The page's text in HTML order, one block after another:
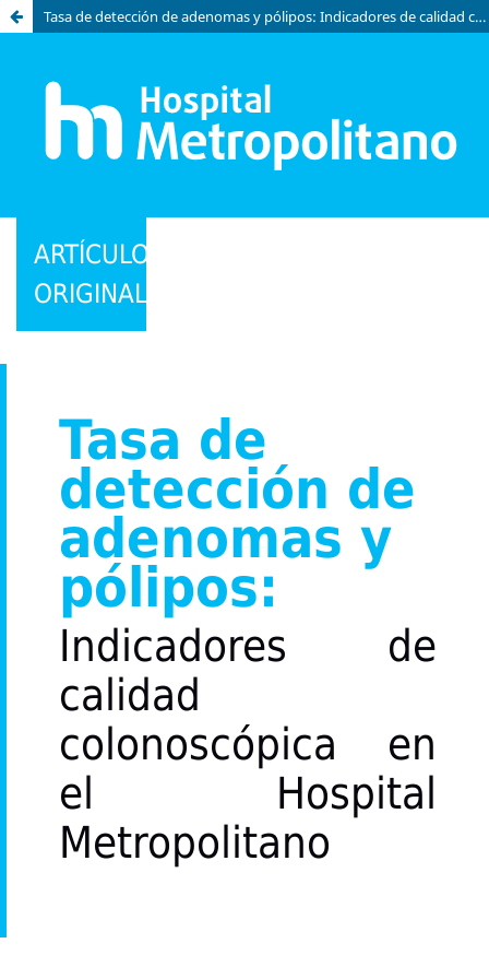
Tasa de detección de adenomas y pólipos: Indicadores de calidad colonoscópica en el Hospital Metropolitano